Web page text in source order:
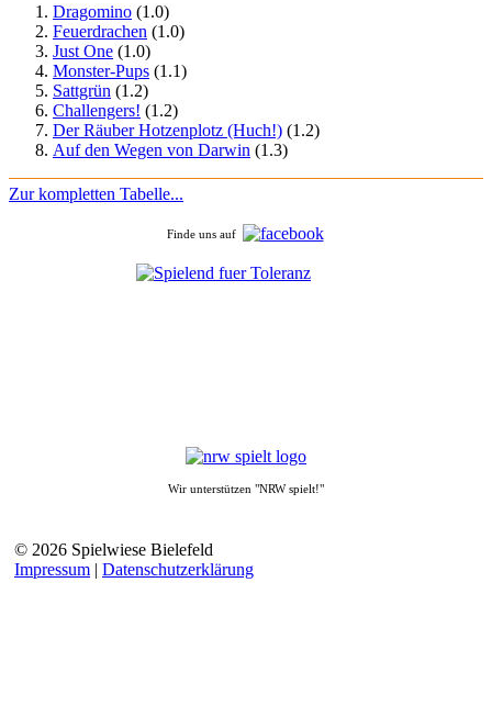
Dragomino (1.0)
Feuerdrachen (1.0)
Just One (1.0)
Monster-Pups (1.1)
Sattgrün (1.2)
Challengers! (1.2)
Der Räuber Hotzenplotz (Huch!) (1.2)
Auf den Wegen von Darwin (1.3)
Zur kompletten Tabelle...
Finde uns auf
Wir unterstützen "NRW spielt!"
© 2026 Spielwiese Bielefeld
Impressum | Datenschutzerklärung